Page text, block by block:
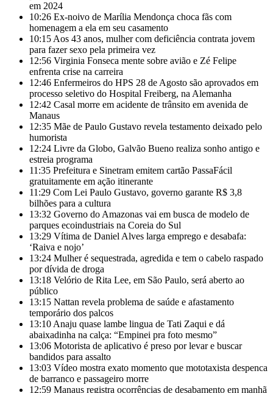
em 2024
10:26 Ex-noivo de Marília Mendonça choca fãs com
homenagem a ela em seu casamento
10:15 Aos 43 anos, mulher com deficiência contrata jovem
para fazer sexo pela primeira vez
12:56 Virginia Fonseca mente sobre avião e Zé Felipe
enfrenta crise na carreira
12:46 Enfermeiros do HPS 28 de Agosto são aprovados em
processo seletivo do Hospital Freiberg, na Alemanha
12:42 Casal morre em acidente de trânsito em avenida de
Manaus
12:35 Mãe de Paulo Gustavo revela testamento deixado pelo
humorista
12:24 Livre da Globo, Galvão Bueno realiza sonho antigo e
estreia programa
11:35 Prefeitura e Sinetram emitem cartão PassaFácil
gratuitamente em ação itinerante
11:29 Com Lei Paulo Gustavo, governo garante R$ 3,8
bilhões para a cultura
13:32 Governo do Amazonas vai em busca de modelo de
parques ecoindustriais na Coreia do Sul
13:29 Vítima de Daniel Alves larga emprego e desabafa:
‘Raiva e nojo’
13:24 Mulher é sequestrada, agredida e tem o cabelo raspado
por dívida de droga
13:18 Velório de Rita Lee, em São Paulo, será aberto ao
público
13:15 Nattan revela problema de saúde e afastamento
temporário dos palcos
13:10 Anaju quase lambe lingua de Tati Zaqui e dá
abaixadinha na calça: “Empinei pra foto mesmo”
13:06 Motorista de aplicativo é preso por levar e buscar
bandidos para assalto
13:03 Vídeo mostra exato momento que mototaxista despenca
de barranco e passageiro morre
12:59 Manaus registra ocorrências de desabamento em manhã